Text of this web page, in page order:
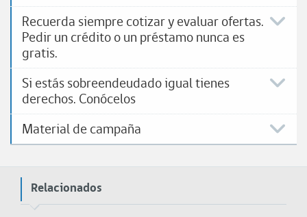
Recuerda siempre cotizar y evaluar ofertas.
Pedir un crédito o un préstamo nunca es
gratis.
Si estás sobreendeudado igual tienes
derechos. Conócelos
Material de campaña
Relacionados